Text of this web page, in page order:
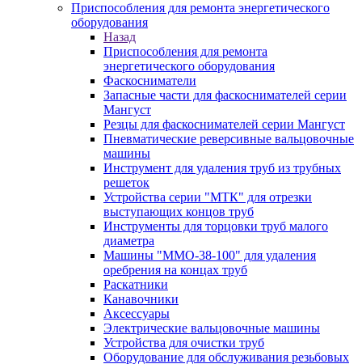
Приспособления для ремонта энергетического
оборудования
Назад
Приспособления для ремонта
энергетического оборудования
Фаскосниматели
Запасные части для фаскоснимателей серии
Мангуст
Резцы для фаскоснимателей серии Мангуст
Пневматические реверсивные вальцовочные
машины
Инструмент для удаления труб из трубных
решеток
Устройства серии "МТК" для отрезки
выступающих концов труб
Инструменты для торцовки труб малого
диаметра
Машины "ММО-38-100" для удаления
оребрения на концах труб
Раскатники
Канавочники
Аксессуары
Электрические вальцовочные машины
Устройства для очистки труб
Оборудование для обслуживания резьбовых